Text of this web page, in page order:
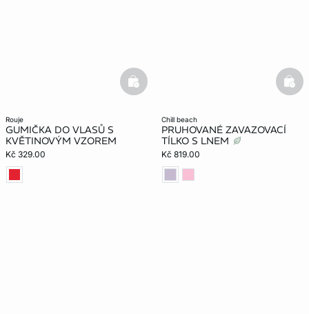
rouje
GUMIČKA DO VLASŮ S
KVĚTINOVÝM VZOREM
Kč 329.00
basketfull
chill beach
PRUHOVANÉ ZAVAZOVACÍ
TÍLKO S LNEM
Kč 819.00